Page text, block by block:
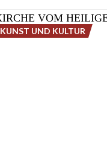
KUNST UND KULTUR